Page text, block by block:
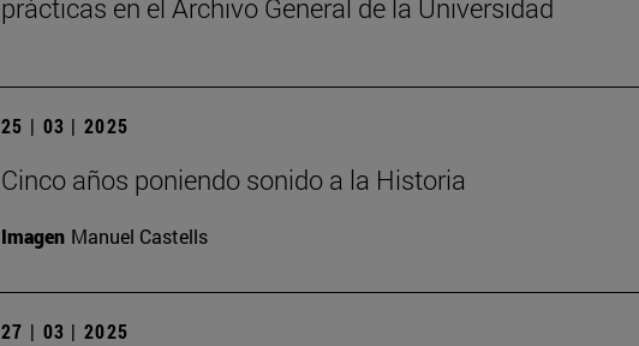
prácticas en el Archivo General de la Universidad
25 | 03 | 2025
Cinco años poniendo sonido a la Historia
Imagen Manuel Castells
27 | 03 | 2025